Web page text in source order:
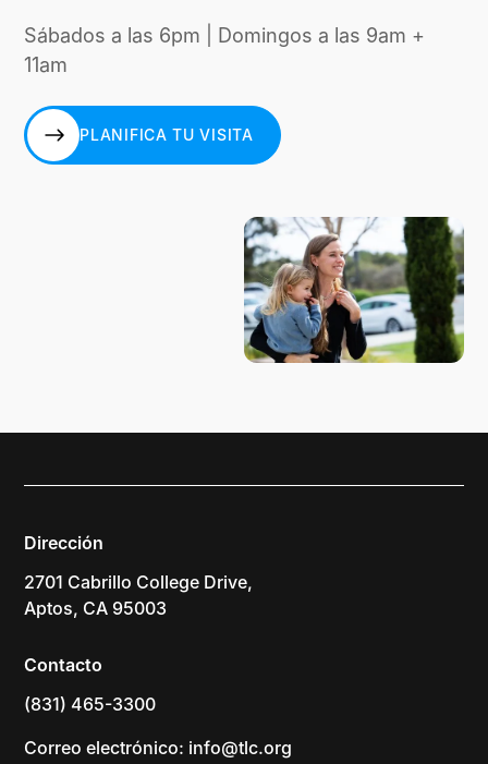
Sábados a las 6pm | Domingos a las 9am +
11am
PLANIFICA TU VISITA
Dirección
2701 Cabrillo College Drive,
Aptos, CA 95003
Contacto
(831) 465-3300
Correo electrónico: info@tlc.org